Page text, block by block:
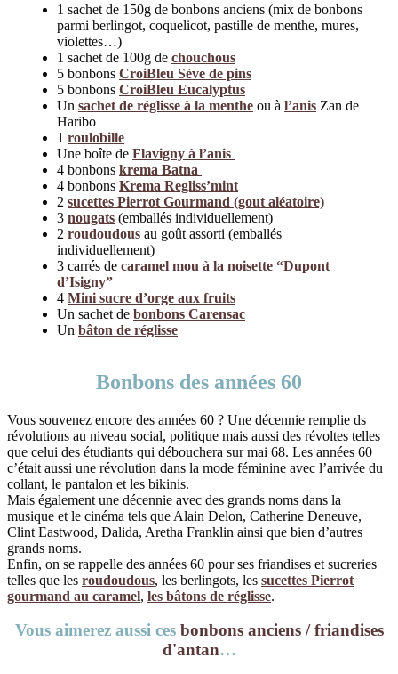
1 sachet de 150g de bonbons anciens (mix de bonbons
parmi berlingot, coquelicot, pastille de menthe, mures,
violettes…)
1 sachet de 100g de chouchous
5 bonbons CroiBleu Sève de pins
5 bonbons CroiBleu Eucalyptus
Un sachet de réglisse à la menthe ou à l’anis Zan de
Haribo
1 roulobille
Une boîte de Flavigny à l’anis
4 bonbons krema Batna
4 bonbons Krema Regliss’mint
2 sucettes Pierrot Gourmand (gout aléatoire)
3 nougats (emballés individuellement)
2 roudoudous au goût assorti (emballés
individuellement)
3 carrés de caramel mou à la noisette “Dupont
d’Isigny”
4 Mini sucre d’orge aux fruits
Un sachet de bonbons Carensac
Un bâton de réglisse
Bonbons des années 60
Vous souvenez encore des années 60 ? Une décennie remplie ds
révolutions au niveau social, politique mais aussi des révoltes telles
que celui des étudiants qui débouchera sur mai 68. Les années 60
c’était aussi une révolution dans la mode féminine avec l’arrivée du
collant, le pantalon et les bikinis.
Mais également une décennie avec des grands noms dans la
musique et le cinéma tels que Alain Delon, Catherine Deneuve,
Clint Eastwood, Dalida, Aretha Franklin ainsi que bien d’autres
grands noms.
Enfin, on se rappelle des années 60 pour ses friandises et sucreries
telles que les roudoudous, les berlingots, les sucettes Pierrot
gourmand au caramel, les bâtons de réglisse.
Vous aimerez aussi ces bonbons anciens / friandises
d'antan…